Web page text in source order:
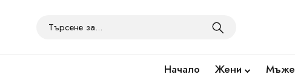
Начало Жени Мъже